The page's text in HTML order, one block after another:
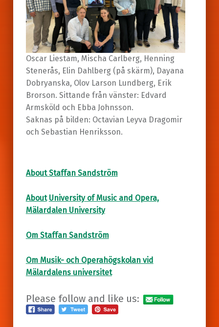
Oscar Liestam, Mischa Carlberg, Henning
Stenerås, Elin Dahlberg (på skärm), Dayana
Dobryanska, Olov Larson Lundberg, Erik
Brorson. Sittande från vänster: Edvard
Armsköld och Ebba Johnsson.
Saknas på bilden: Octavian Leyva Dragomir
och Sebastian Henriksson.
About Staffan Sandström
About University of Music and Opera,
Mälardalen University
Om Staffan Sandström
Om Musik- och Operahögskolan vid
Mälardalens universitet
Please follow and like us: